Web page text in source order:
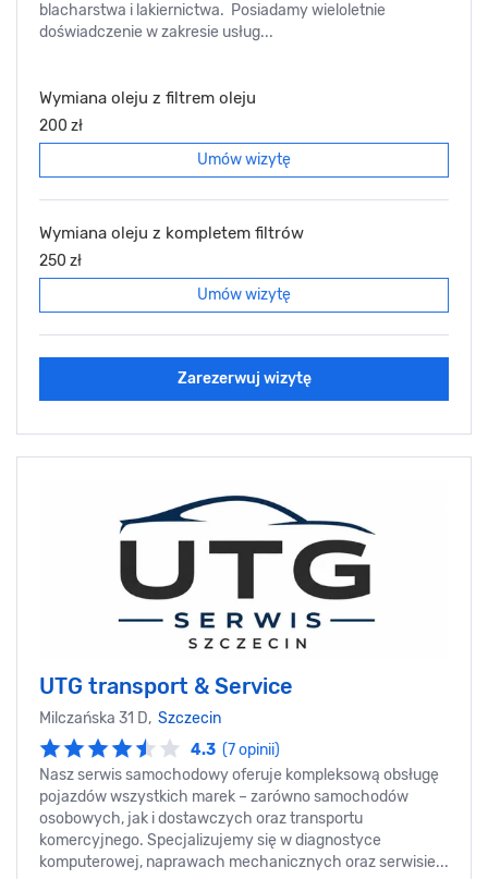
blacharstwa i lakiernictwa. Posiadamy wieloletnie
doświadczenie w zakresie usług...
Wymiana oleju z filtrem oleju
200 zł
Umów wizytę
Wymiana oleju z kompletem filtrów
250 zł
Umów wizytę
Zarezerwuj wizytę
UTG transport & Service
Milczańska 31 D, Szczecin
4.3 (7 opinii)
Nasz serwis samochodowy oferuje kompleksową obsługę
pojazdów wszystkich marek – zarówno samochodów
osobowych, jak i dostawczych oraz transportu
komercyjnego. Specjalizujemy się w diagnostyce
komputerowej, naprawach mechanicznych oraz serwisie...